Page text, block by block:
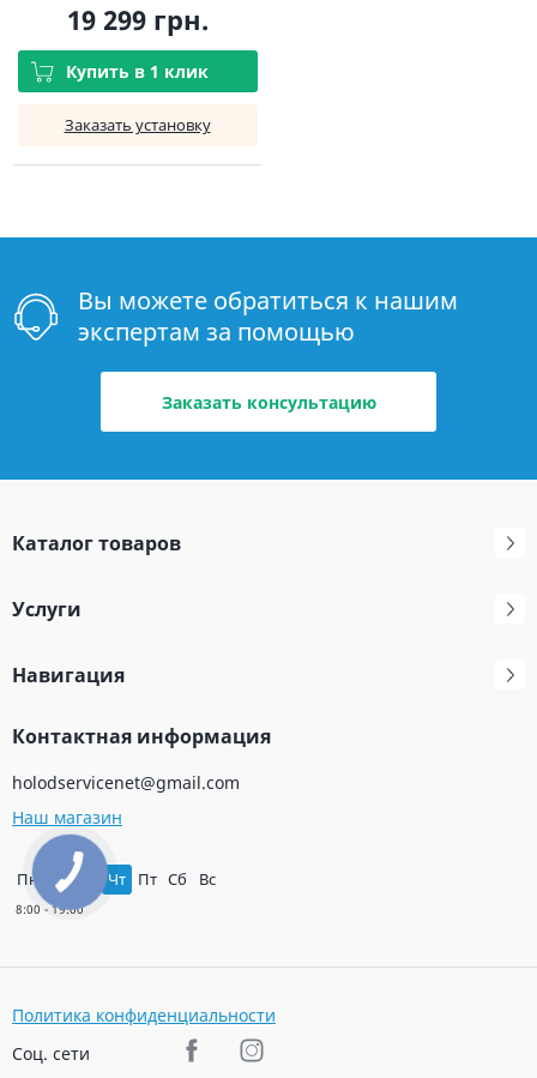
19 299 грн.
Купить в 1 клик
Заказать установку
Вы можете обратиться к нашим
экспертам за помощью
Заказать консультацию
Каталог товаров
Услуги
Навигация
Контактная информация
holodservicenet@gmail.com
Наш магазин
Пн Вт Ср Чт Пт Сб Вс
Политика конфиденциальности
Соц. сети